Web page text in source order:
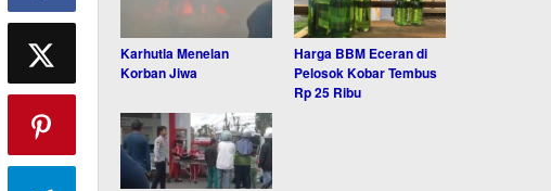
Karhutla Menelan
Korban Jiwa
Harga BBM Eceran di
Pelosok Kobar Tembus
Rp 25 Ribu